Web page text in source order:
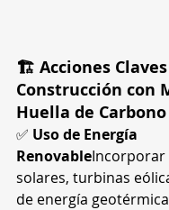
🏗️ Acciones
Construcción con
Huella de Carbono
✅ Uso de Energía
RenovableIncorporar
solares, turbinas
de energía